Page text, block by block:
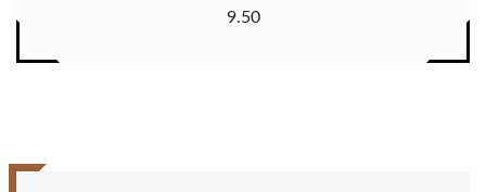
9.50